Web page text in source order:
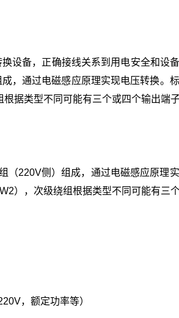
设备，正确接线关系到用电安全和设
，通过电磁感应原理实现电压转换。
据类型不同可能有三个或四个输出端
220V侧）组成，通过电磁感应原理
），次级绕组根据类型不同可能有三
，额定功率等）